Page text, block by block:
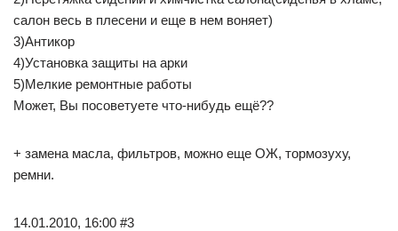
салон весь в плесени и еще в нем воняет)
3)Антикор
4)Установка защиты на арки
5)Мелкие ремонтные работы
Может, Вы посоветуете что-нибудь ещё??
+ замена масла, фильтров, можно еще ОЖ, тормозуху,
ремни.
14.01.2010, 16:00 #3